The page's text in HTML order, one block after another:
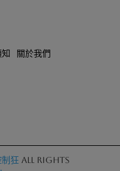
關於我們
狂 All Rights